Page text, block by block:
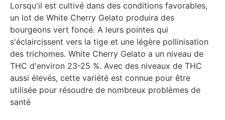
Lorsqu'il est cultivé dans des conditions favorables,
un lot de White Cherry Gelato produira des
bourgeons vert foncé. A leurs pointes qui
s'éclaircissent vers la tige et une légère pollinisation
des trichomes. White Cherry Gelato a un niveau de
THC d'environ 23-25 ​​%. Avec des niveaux de THC
aussi élevés, cette variété est connue pour être
utilisée pour résoudre de nombreux problèmes de
santé